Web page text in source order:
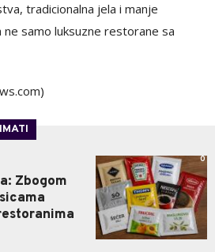
tradicionalna jela i manje
samo luksuzne restorane sa
Zbogom
0